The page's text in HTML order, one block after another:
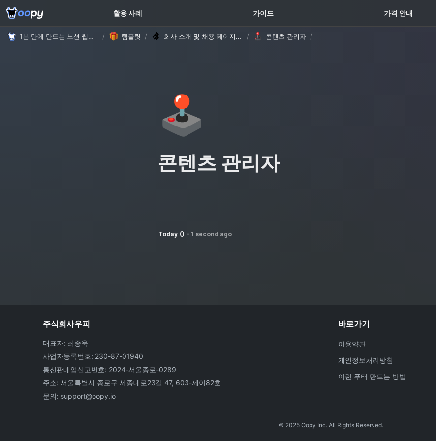
활용 사례 가이드 가격 안내
1분 만에 만드는 노션 웹사이트, 우피! / 템플릿 / 회사 소개 및 채용 페이지 템플릿 (with Oopy) / 콘텐츠 관리자 /
고객 가이드 꿀팁 TOP5
🕹️
콘텐츠 관리자
Today 0 - 1 second ago
주식회사우피
대표자: 최종욱
사업자등록번호: 230-87-01940
통신판매업신고번호: 2024-서울종로-0289
주소: 서울특별시 종로구 세종대로23길 47, 603-제이82호
문의: support@oopy.io
바로가기
이용약관
개인정보처리방침
이런 푸터 만드는 방법
© 2025 Oopy Inc. All Rights Reserved.